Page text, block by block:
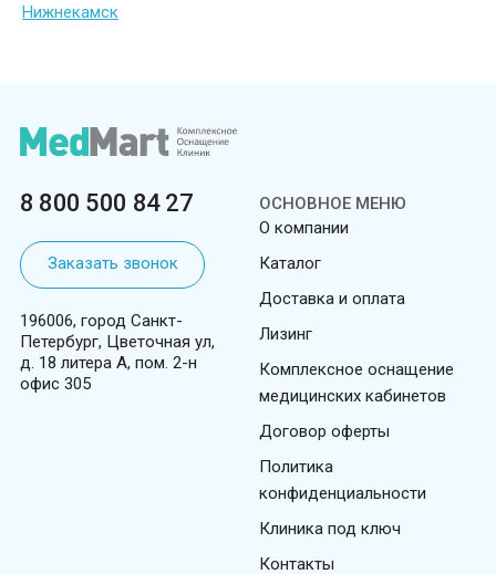
Нижнекамск
8 800 500 84 27
Заказать звонок
196006, город Санкт-
Петербург, Цветочная ул,
д. 18 литера А, пом. 2-н
офис 305
ОСНОВНОЕ МЕНЮ
О компании
Каталог
Доставка и оплата
Лизинг
Комплексное оснащение
медицинских кабинетов
Договор оферты
Политика
конфиденциальности
Клиника под ключ
Контакты